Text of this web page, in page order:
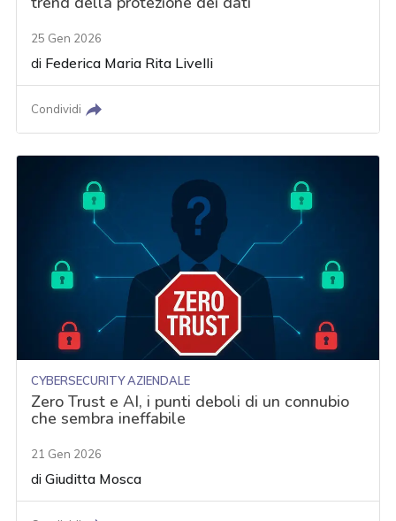
25 Gen 2026
di Federica Maria Rita Livelli
Condividi
CYBERSECURITY AZIENDALE
Zero Trust e AI, i punti deboli di un connubio
che sembra ineffabile
21 Gen 2026
diGiuditta Mosca